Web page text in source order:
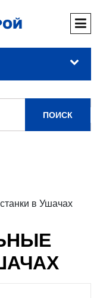
ПОИСК
в Ушачах